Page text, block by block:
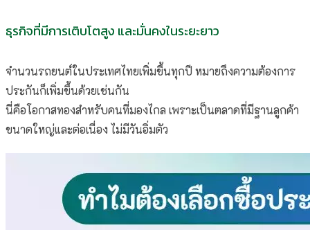
ธุรกิจที่มีการเติบโตสูง และมั่นคงในระยะยาว
จำนวนรถยนต์ในประเทศไทยเพิ่มขึ้นทุกปี หมายถึงความต้องการ
ประกันก็เพิ่มขึ้นด้วยเช่นกัน
นี่คือโอกาสทองสำหรับคนที่มองไกล เพราะเป็นตลาดที่มีฐานลูกค้า
ขนาดใหญ่และต่อเนื่อง ไม่มีวันอิ่มตัว